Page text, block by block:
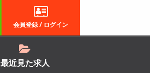
会員登録 / ログイン
最近見た求人